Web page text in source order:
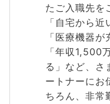
たご入職先を
「自宅から
「医療機器
「年収1,500
る」など、さ
ートナーにお
ちろん、非常